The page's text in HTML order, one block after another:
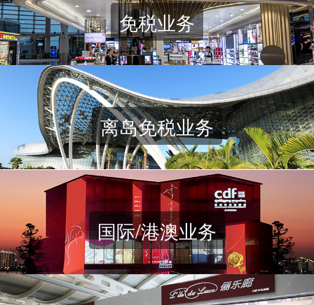
免税业务
离岛免税业务
国际/港澳业务